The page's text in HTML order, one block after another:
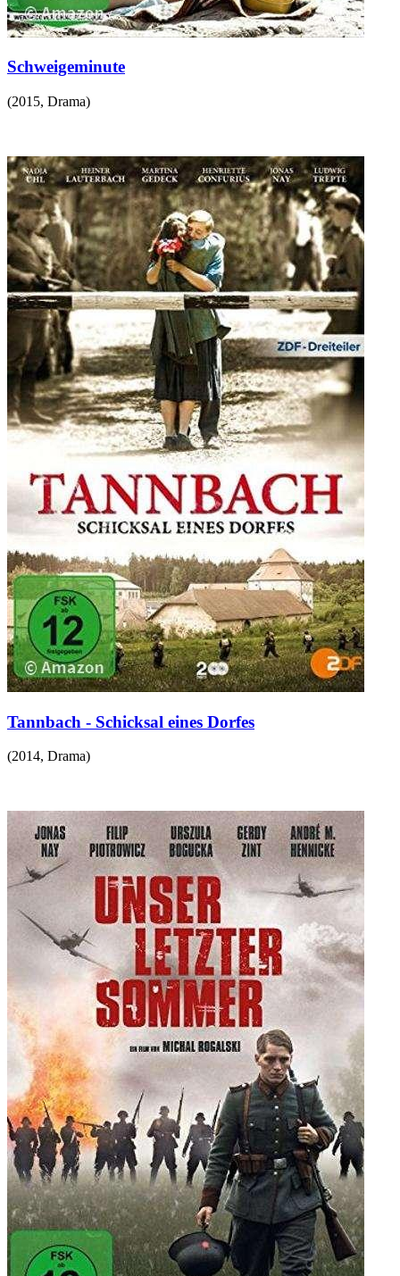
Schweigeminute
(2015, Drama)
Tannbach - Schicksal eines Dorfes
(2014, Drama)